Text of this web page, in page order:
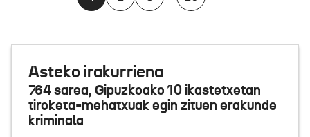
Asteko irakurriena
764 sarea, Gipuzkoako 10 ikastetxetan
tiroketa-mehatxuak egin zituen erakunde
kriminala